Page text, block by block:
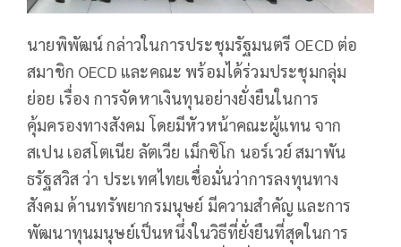
นายพิพัฒน์ กล่าวในการประชุมรัฐมนตรี OECD ต่อ
สมาชิก OECD และคณะ พร้อมได้ร่วมประชุมกลุ่ม
ย่อย เรื่อง การจัดหาเงินทุนอย่างยั่งยืนในการ
คุ้มครองทางสังคม โดยมีหัวหน้าคณะผู้แทน จาก
สเปน เอสโตเนีย ลัตเวีย เม็กซิโก นอร์เวย์ สมาพัน
ธรัฐสวิส ว่า ประเทศไทยเชื่อมั่นว่าการลงทุนทาง
สังคม ด้านทรัพยากรมนุษย์ มีความสำคัญ และการ
พัฒนาทุนมนุษย์เป็นหนึ่งในวิธีที่ยั่งยืนที่สุดในการ